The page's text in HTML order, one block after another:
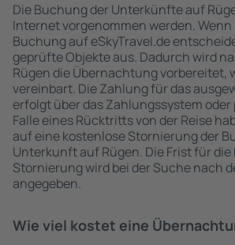
Die Buchung der Unterkünfte auf
Internet vorgenommen werden.
Buchung auf eSkyTravel.de
geprüfte Objekte aus. Dadurch wird
Rügen die Übernachtung vorbereitet,
vereinbart. Die Zahlung für das
erfolgt über das Zahlungssystem oder
Falle eines Rücktritts von der Reise
auf eine kostenlose Stornierung der
Unterkunft auf Rügen. Die Frist für
Stornierung wird bei der Suche nach
angegeben.
Wie viel kostet eine